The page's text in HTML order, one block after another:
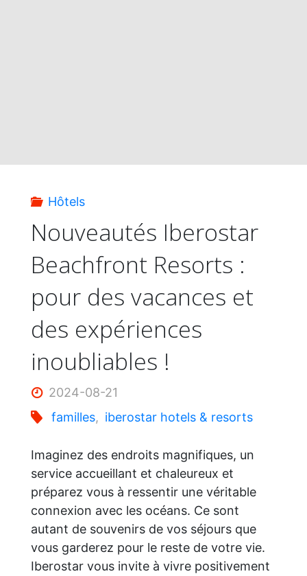
forfaits
boissons
réduits"
Hôtels
Nouveautés Iberostar
Beachfront Resorts :
pour des vacances et
des expériences
inoubliables !
2024-08-21
familles, iberostar hotels & resorts
Imaginez des endroits magnifiques, un
service accueillant et chaleureux et
préparez vous à ressentir une véritable
connexion avec les océans. Ce sont
autant de souvenirs de vos séjours que
vous garderez pour le reste de votre vie.
Iberostar vous invite à vivre positivement